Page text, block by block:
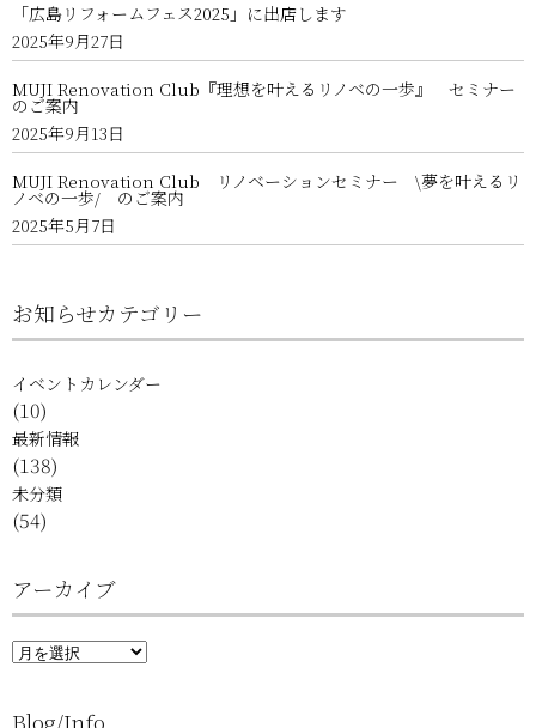
「広島リフォームフェス2025」に出店します
2025年9月27日
MUJI Renovation Club『理想を叶えるリノベの一歩』 セミナー
のご案内
2025年9月13日
MUJI Renovation Club リノベーションセミナー \夢を叶えるリ
ノベの一歩/ のご案内
2025年5月7日
お知らせカテゴリー
イベントカレンダー
(10)
最新情報
(138)
未分類
(54)
アーカイブ
ア
ー
Blog/Info